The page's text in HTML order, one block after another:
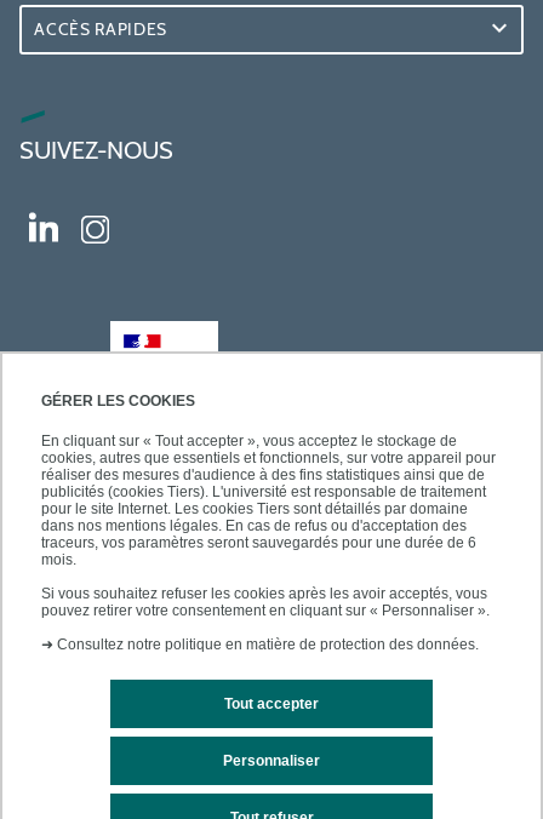
GÉRER LES COOKIES
En cliquant sur « Tout accepter », vous acceptez le stockage de
cookies, autres que essentiels et fonctionnels, sur votre appareil pour
réaliser des mesures d'audience à des fins statistiques ainsi que de
publicités (cookies Tiers). L'université est responsable de traitement
pour le site Internet. Les cookies Tiers sont détaillés par domaine
dans nos mentions légales. En cas de refus ou d'acceptation des
traceurs, vos paramètres seront sauvegardés pour une durée de 6
mois.
Si vous souhaitez refuser les cookies après les avoir acceptés, vous
pouvez retirer votre consentement en cliquant sur « Personnaliser ».
➜ Consultez notre politique en matière de protection des données.
Tout accepter
Personnaliser
ACCÈS RAPIDES
SUIVEZ-NOUS
Mentions légales Plan du site